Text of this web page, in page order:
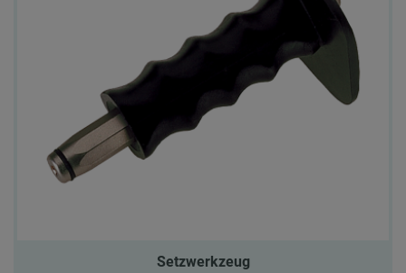
Setzwerkzeug